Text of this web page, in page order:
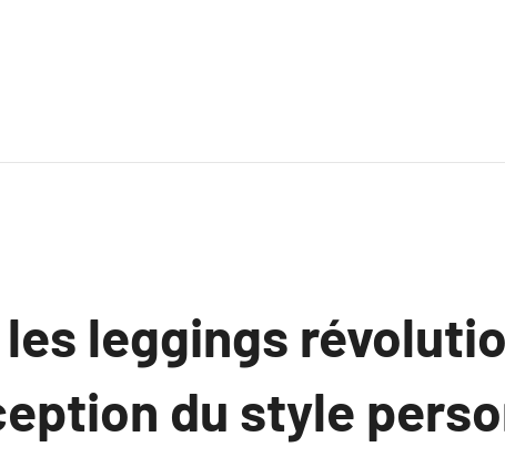
leggings
du style